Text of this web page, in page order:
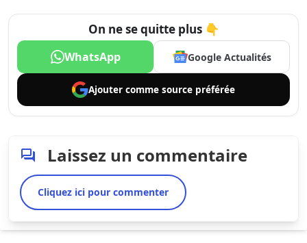
On ne se quitte plus 👇
WhatsApp Google Actualités
Ajouter comme source préférée
Laissez un commentaire
Cliquez ici pour commenter